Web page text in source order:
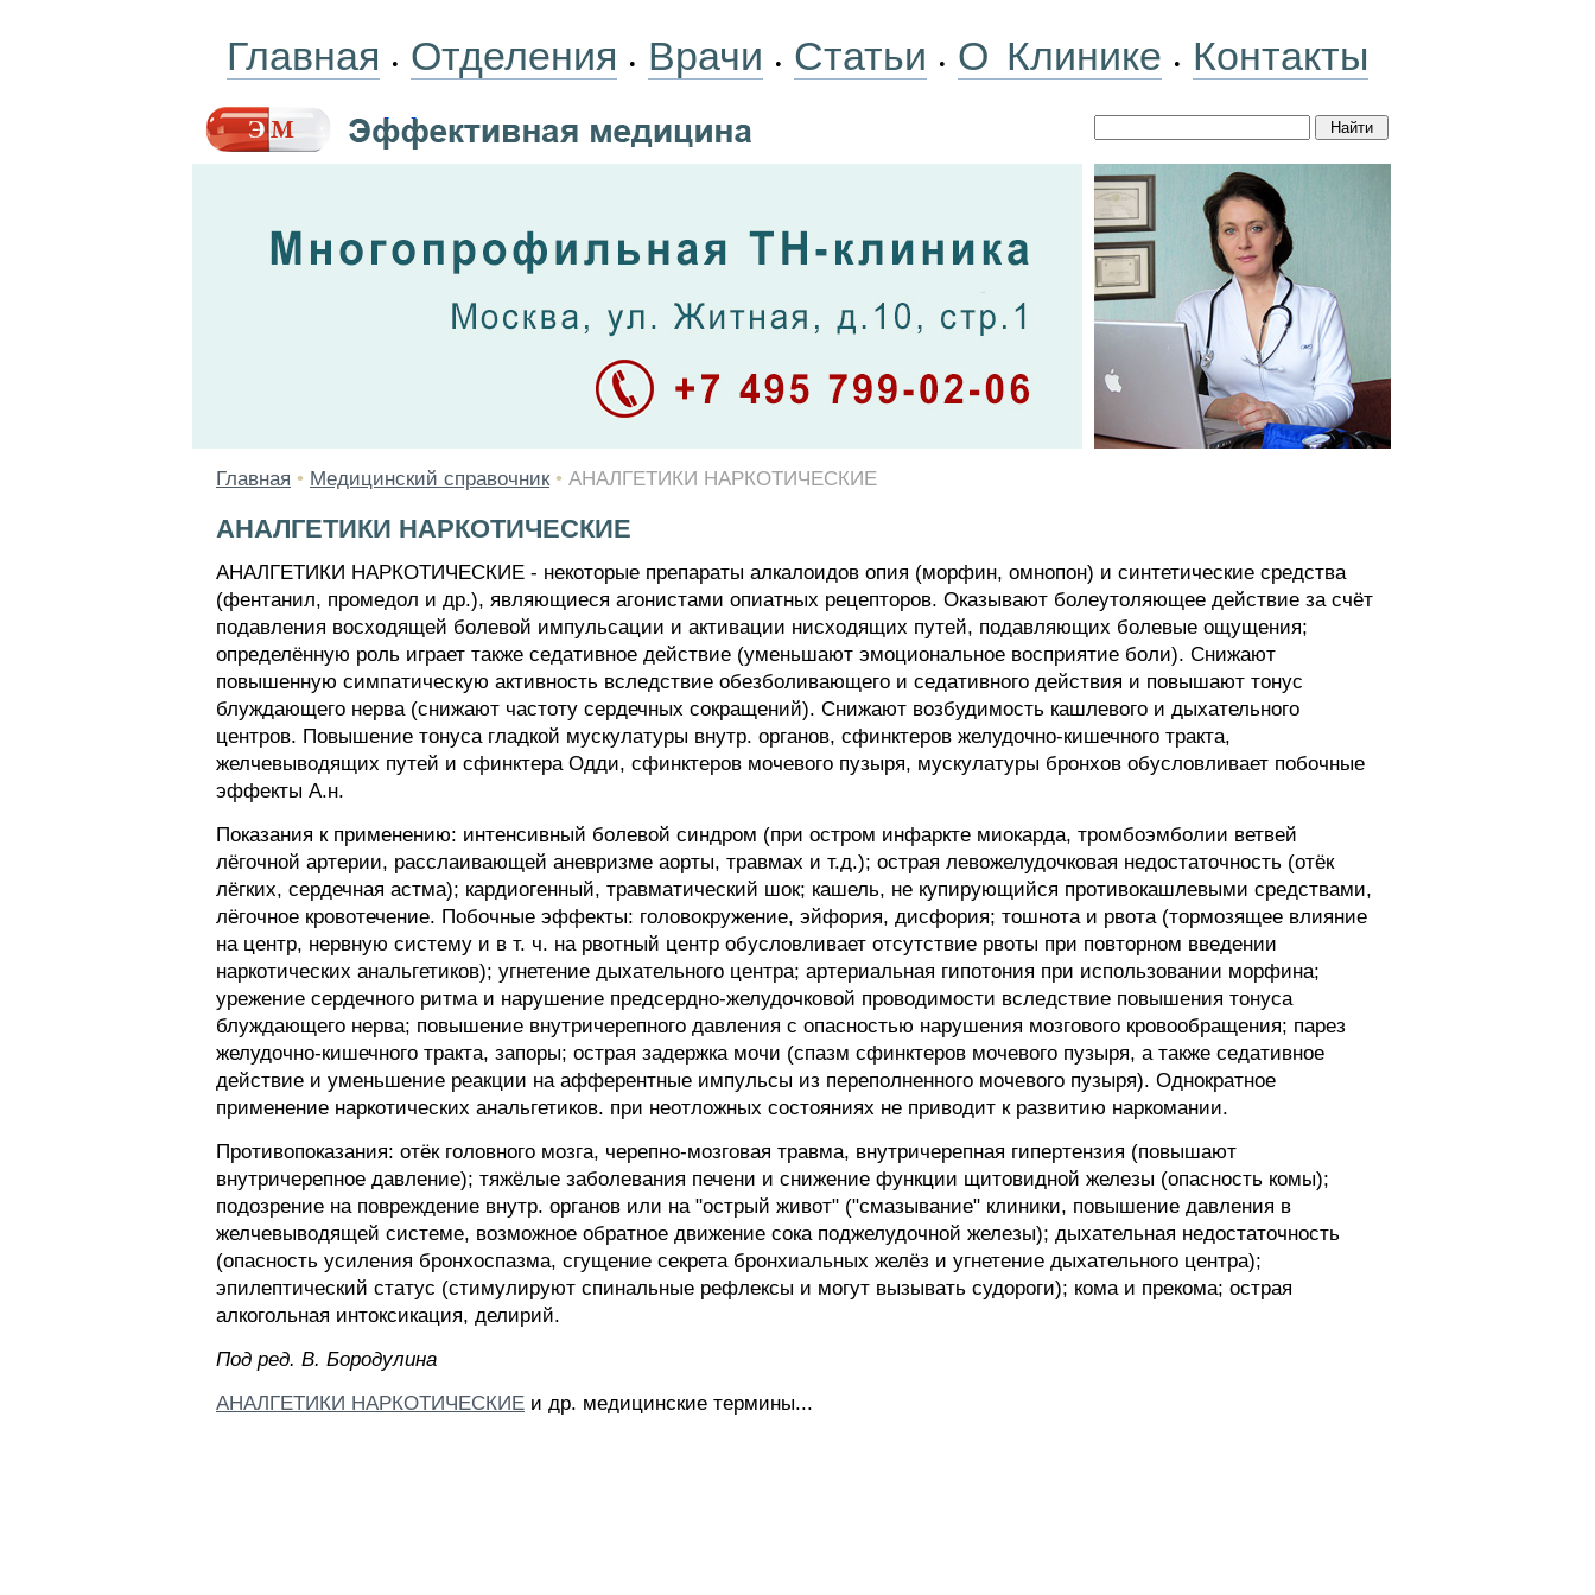
Главная • Отделения • Врачи • Статьи • О Клинике • Контакты
Главная • Медицинский справочник • АНАЛГЕТИКИ НАРКОТИЧЕСКИЕ
АНАЛГЕТИКИ НАРКОТИЧЕСКИЕ
АНАЛГЕТИКИ НАРКОТИЧЕСКИЕ - некоторые препараты алкалоидов опия (морфин, омнопон) и синтетические средства
(фентанил, промедол и др.), являющиеся агонистами опиатных рецепторов. Оказывают болеутоляющее действие за счёт
подавления восходящей болевой импульсации и активации нисходящих путей, подавляющих болевые ощущения;
определённую роль играет также седативное действие (уменьшают эмоциональное восприятие боли). Снижают
повышенную симпатическую активность вследствие обезболивающего и седативного действия и повышают тонус
блуждающего нерва (снижают частоту сердечных сокращений). Снижают возбудимость кашлевого и дыхательного
центров. Повышение тонуса гладкой мускулатуры внутр. органов, сфинктеров желудочно-кишечного тракта,
желчевыводящих путей и сфинктера Одди, сфинктеров мочевого пузыря, мускулатуры бронхов обусловливает побочные
эффекты А.н.
Показания к применению: интенсивный болевой синдром (при остром инфаркте миокарда, тромбоэмболии ветвей
лёгочной артерии, расслаивающей аневризме аорты, травмах и т.д.); острая левожелудочковая недостаточность (отёк
лёгких, сердечная астма); кардиогенный, травматический шок; кашель, не купирующийся противокашлевыми средствами,
лёгочное кровотечение. Побочные эффекты: головокружение, эйфория, дисфория; тошнота и рвота (тормозящее влияние
на центр, нервную систему и в т. ч. на рвотный центр обусловливает отсутствие рвоты при повторном введении
наркотических анальгетиков); угнетение дыхательного центра; артериальная гипотония при использовании морфина;
урежение сердечного ритма и нарушение предсердно-желудочковой проводимости вследствие повышения тонуса
блуждающего нерва; повышение внутричерепного давления с опасностью нарушения мозгового кровообращения; парез
желудочно-кишечного тракта, запоры; острая задержка мочи (спазм сфинктеров мочевого пузыря, а также седативное
действие и уменьшение реакции на афферентные импульсы из переполненного мочевого пузыря). Однократное
применение наркотических анальгетиков. при неотложных состояниях не приводит к развитию наркомании.
Противопоказания: отёк головного мозга, черепно-мозговая травма, внутричерепная гипертензия (повышают
внутричерепное давление); тяжёлые заболевания печени и снижение функции щитовидной железы (опасность комы);
подозрение на повреждение внутр. органов или на "острый живот" ("смазывание" клиники, повышение давления в
желчевыводящей системе, возможное обратное движение сока поджелудочной железы); дыхательная недостаточность
(опасность усиления бронхоспазма, сгущение секрета бронхиальных желёз и угнетение дыхательного центра);
эпилептический статус (стимулируют спинальные рефлексы и могут вызывать судороги); кома и прекома; острая
алкогольная интоксикация, делирий.
Пoд peд. B. Бopoдyлинa
АНАЛГЕТИКИ НАРКОТИЧЕСКИЕ и др. медицинские термины...